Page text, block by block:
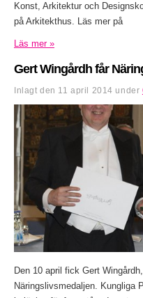
Konst, Arkitektur och
på Arkitekthus. Läs mer på
Läs mer »
Gert Wingårdh får
Inlagt den 11 april 2014 under
Den 10 april fick Gert
Näringslivsmedaljen. Kungliga